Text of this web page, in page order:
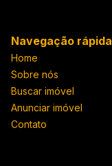
Navegação rápida
Home
Sobre nós
Buscar imóvel
Anunciar imóvel
Contato